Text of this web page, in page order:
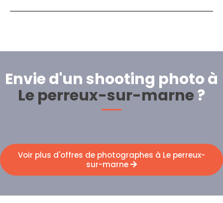
Envie d'un shooting photo à
Le perreux-sur-marne?
Voir plus d'offres de photographes à Le perreux-
sur-marne